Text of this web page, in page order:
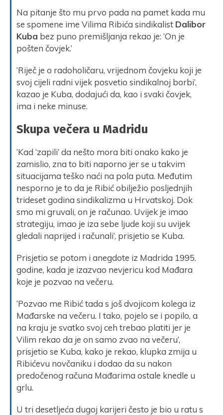
Na pitanje što mu prvo pada na pamet kada mu
se spomene ime Vilima Ribića sindikalist Dalibor
Kuba bez puno premišljanja rekao je: ‘On je
pošten čovjek.’
‘Riječ je o radoholičaru, vrijednom čovjeku koji je
svoj cijeli radni vijek posvetio sindikalnoj borbi’,
kazao je Kuba, dodajući da, kao i svaki čovjek,
ima i neke minuse.
Skupa večera u Madridu
‘Kad ‘zapili’ da nešto mora biti onako kako je
zamislio, zna to biti naporno jer se u takvim
situacijama teško naći na pola puta. Međutim
nesporno je to da je Ribić obilježio posljednjih
trideset godina sindikalizma u Hrvatskoj. Dok
smo mi gruvali, on je računao. Uvijek je imao
strategiju, imao je iza sebe ljude koji su uvijek
gledali naprijed i računali’, prisjetio se Kuba.
Prisjetio se potom i anegdote iz Madrida 1995.
godine, kada je izazvao nevjericu kod Mađara
koje je pozvao na večeru.
‘Pozvao me Ribić tada s još dvojicom kolega iz
Mađarske na večeru. I tako, pojelo se i popilo, a
na kraju je svatko svoj ceh trebao platiti jer je
Vilim rekao da je on samo zvao na večeru’,
prisjetio se Kuba, kako je rekao, klupka zmija u
Ribićevu novčaniku i dodao da su nakon
predočenog računa Mađarima ostale knedle u
grlu.
U tri desetljeća dugoj karijeri često je bio u ratu s